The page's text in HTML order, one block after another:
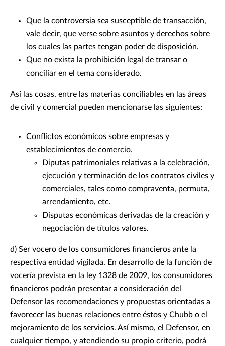
Que la controversia sea susceptible de transacción,
vale decir, que verse sobre asuntos y derechos sobre
los cuales las partes tengan poder de disposición.
Que no exista la prohibición legal de transar o
conciliar en el tema considerado.
Así las cosas, entre las materias conciliables en las áreas
de civil y comercial pueden mencionarse las siguientes:
Conflictos económicos sobre empresas y
establecimientos de comercio.
Diputas patrimoniales relativas a la celebración,
ejecución y terminación de los contratos civiles y
comerciales, tales como compraventa, permuta,
arrendamiento, etc.
Disputas económicas derivadas de la creación y
negociación de títulos valores.
d) Ser vocero de los consumidores financieros ante la
respectiva entidad vigilada. En desarrollo de la función de
vocería prevista en la ley 1328 de 2009, los consumidores
financieros podrán presentar a consideración del
Defensor las recomendaciones y propuestas orientadas a
favorecer las buenas relaciones entre éstos y Chubb o el
mejoramiento de los servicios. Así mismo, el Defensor, en
cualquier tiempo, y atendiendo su propio criterio, podrá